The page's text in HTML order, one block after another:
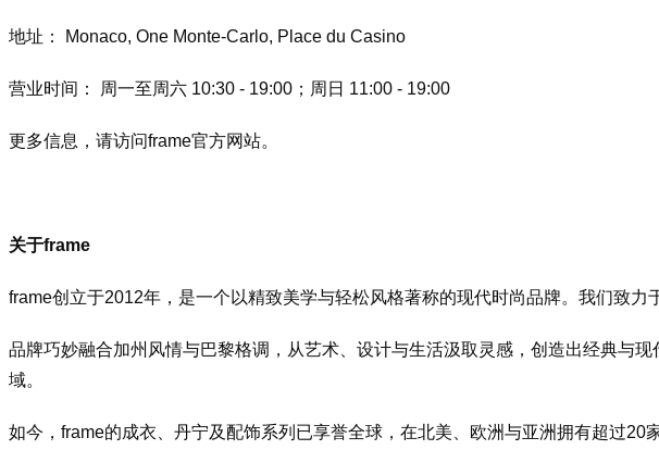
地址： Monaco, One Monte-Carlo, Place du Casino
营业时间： 周一至周六 10:30 - 19:00；周日 11:00 - 19:00
更多信息，请访问frame官方网站。
关于frame
frame创立于2012年，是一个以精致美学与轻松风格著称的现代时尚品牌。我们致力
品牌巧妙融合加州风情与巴黎格调，从艺术、设计与生活汲取灵感，创造出经典与
域。
如今，frame的成衣、丹宁及配饰系列已享誉全球，在北美、欧洲与亚洲拥有超过20